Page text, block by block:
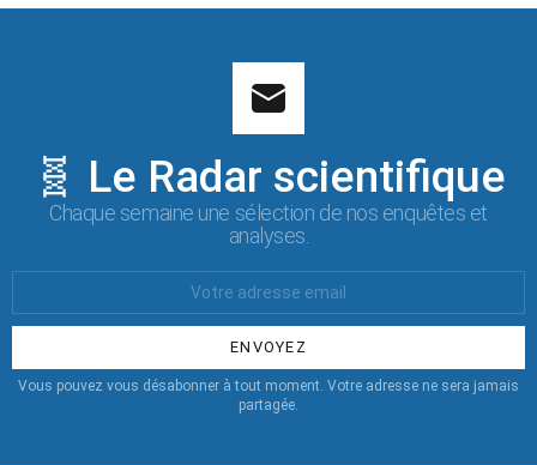
🧬 Le Radar scientifique
Chaque semaine une sélection de nos enquêtes et
analyses.
:
Vous pouvez vous désabonner à tout moment. Votre adresse ne sera jamais
partagée.